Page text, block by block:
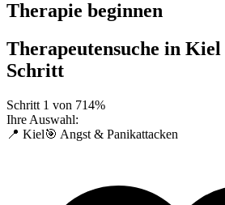
Therapie beginnen
Therapeutensuche in Kiel
Schritt
Schritt 1 von 714%
Ihre Auswahl:
📍 Kiel🎯 Angst & Panikattacken